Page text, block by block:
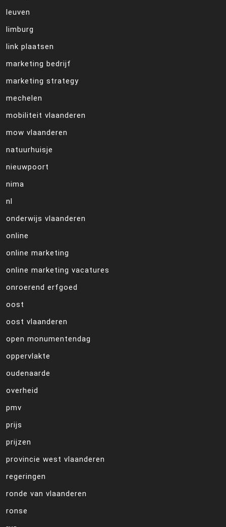
leuven
limburg
link plaatsen
marketing bedrijf
marketing strategy
mechelen
mobiliteit vlaanderen
mow vlaanderen
natuurhuisje
nieuwpoort
nima
nl
onderwijs vlaanderen
online
online marketing
online marketing vacatures
onroerend erfgoed
oost
oost vlaanderen
open monumentendag
oppervlakte
oudenaarde
overheid
pmv
prijs
prijzen
provincie west vlaanderen
regeringen
ronde van vlaanderen
ronse